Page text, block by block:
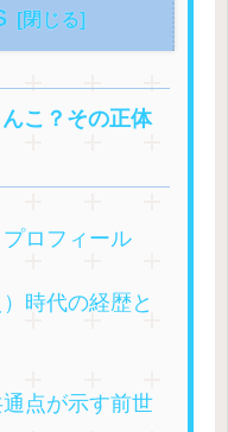
こ？その正体
ロフィール
時代の経歴と
点が示す前世